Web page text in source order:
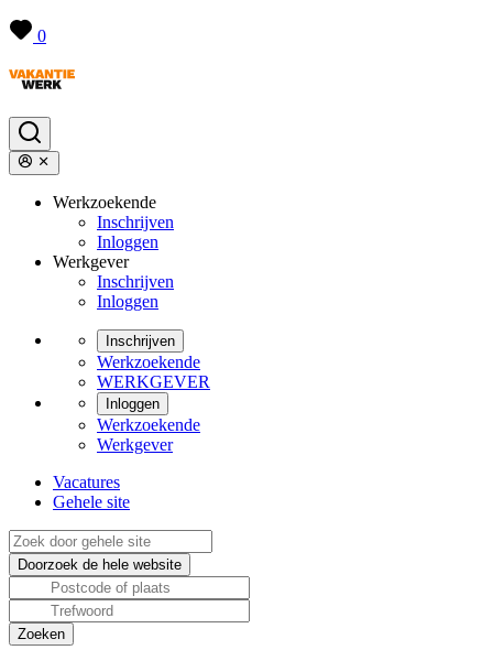
0
Werkzoekende
Inschrijven
Inloggen
Werkgever
Inschrijven
Inloggen
Inschrijven
Werkzoekende
WERKGEVER
Inloggen
Werkzoekende
Werkgever
Vacatures
Gehele site